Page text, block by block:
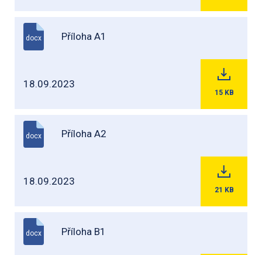
docx Příloha A1
18.09.2023
15 KB
docx Příloha A2
18.09.2023
21 KB
docx Příloha B1